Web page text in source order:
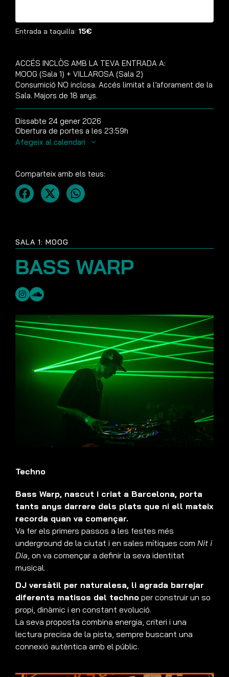
SALA 1: MOOG
BASS WARP
Techno
Bass Warp, nascut i criat a Barcelona, porta
tants anys darrere dels plats que ni ell mateix
recorda quan va començar.
Va fer els primers passos a les festes més
underground de la ciutat i en sales mítiques com Nit i
Dia , on va començar a definir la seva identitat
musical.
DJ versàtil per naturalesa, li agrada barrejar
diferents matisos del techno per construir un so
propi, dinàmic i en constant evolució.
La seva proposta combina energia, criteri i una
lectura precisa de la pista, sempre buscant una
connexió autèntica amb el públic.
Entrada a taquilla: 15€
ACCÉS INCLÒS AMB LA TEVA ENTRADA A:
MOOG (Sala 1) + VILLAROSA (Sala 2)
Consumició NO inclosa. Accés limitat a l’aforament de la
Sala. Majors de 18 anys.
Dissabte 24 gener 2026
Obertura de portes a les 23:59h
Afegeix al calendari
Comparteix amb els teus: